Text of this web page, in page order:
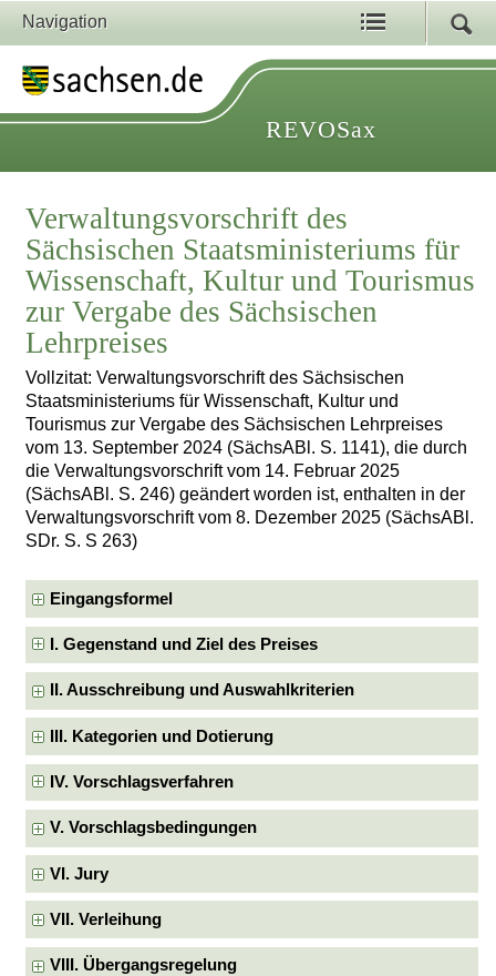
Navigation
REVOSax
Verwaltungsvorschrift des
Sächsischen Staatsministeriums für
Wissenschaft, Kultur und Tourismus
zur Vergabe des Sächsischen
Lehrpreises
Vollzitat: Verwaltungsvorschrift des Sächsischen
Staatsministeriums für Wissenschaft, Kultur und
Tourismus zur Vergabe des Sächsischen Lehrpreises
vom 13. September 2024 (SächsABl. S. 1141), die durch
die Verwaltungsvorschrift vom 14. Februar 2025
(SächsABl. S. 246) geändert worden ist, enthalten in der
Verwaltungsvorschrift vom 8. Dezember 2025 (SächsABl.
SDr. S. S 263)
Eingangsformel
I. Gegenstand und Ziel des Preises
II. Ausschreibung und Auswahlkriterien
III. Kategorien und Dotierung
IV. Vorschlagsverfahren
V. Vorschlagsbedingungen
VI. Jury
VII. Verleihung
VIII. Übergangsregelung